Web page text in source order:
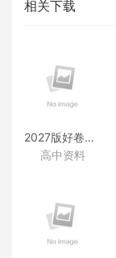
相关下载
2027版好卷速递附赠资料
高中资料